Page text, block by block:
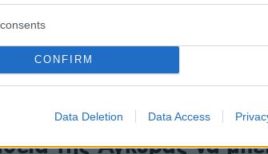
CONFIRM
Data Deletion Data Access
εντός και εκτός ΕΕ - Το σχέδιο
των Βρυξελλών, η ανησυχία των κρατών-
αυτονομίας τους και ο αντίπαλος πόλος
Απέτυχε η πρώτη
της Άγκυρας να